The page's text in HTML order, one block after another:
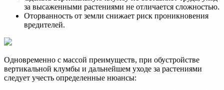
за высаженными растениями не отличается сложностью.
Оторванность от земли снижает риск проникновения
вредителей.
Одновременно с массой преимуществ, при обустройстве
вертикальной клумбы и дальнейшем уходе за растениями
следует учесть определенные нюансы: